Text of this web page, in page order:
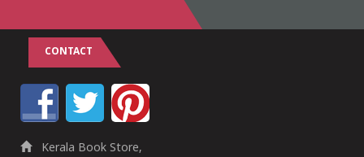
CONTACT
Kerala Book Store,